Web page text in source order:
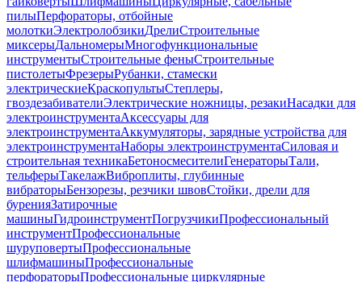
пилыПерфораторы, отбойные
молоткиЭлектролобзикиДрелиСтроительные
миксерыДальномерыМногофункциональные
инструментыСтроительные феныСтроительные
пистолетыФрезерыРубанки, стамески
электрическиеКраскопультыСтеплеры,
гвоздезабивателиЭлектрические ножницы, резакиНасадки для
электроинструментаАксессуары для
электроинструментаАккумуляторы, зарядные устройства для
электроинструментаНаборы электроинструментаСиловая и
строительная техникаБетоносмесителиГенераторыТали,
тельферыТакелажВиброплиты, глубинные
вибраторыБензорезы, резчики швовСтойки, дрели для
буренияЗатирочные
машиныГидроинструментПогрузчикиПрофессиональный
инструментПрофессиональные
шуруповертыПрофессиональные
шлифмашиныПрофессиональные
перфораторыПрофессиональные циркулярные